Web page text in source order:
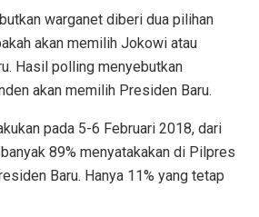
warganet diberi dua pilihan
akan memilih Jokowi atau
Hasil polling menyebutkan
akan memilih Presiden Baru.
pada 5-6 Februari 2018, dari
89% menyatakakan di Pilpres
Baru. Hanya 11% yang tetap